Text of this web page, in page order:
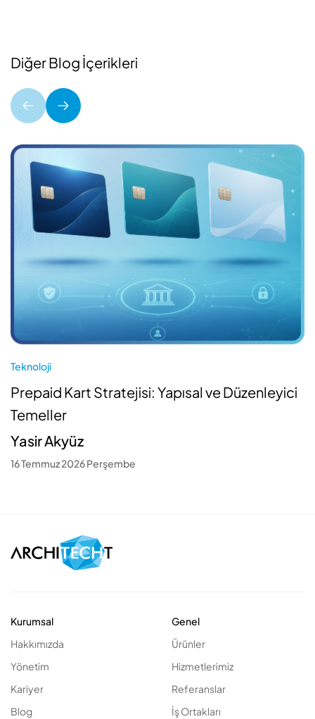
Diğer Blog İçerikleri
Teknoloji
Prepaid Kart Stratejisi: Yapısal ve Düzenleyici
Temeller
Yasir Akyüz
16 Temmuz 2026 Perşembe
Kurumsal
Hakkımızda
Yönetim
Kariyer
Blog
Genel
Ürünler
Hizmetlerimiz
Referanslar
İş Ortakları